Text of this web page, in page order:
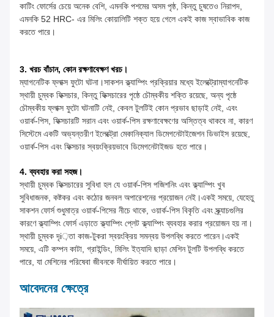
কাটিং ফোর্সের চেয়ে অনেক বেশি, এমনকি পশমের অসম পৃষ্ঠ, কিন্তু চুষতেও নিরাপদ,
এমনকি 52 HRC- এর মিলিং কোয়ালিটি শক্ত হয়ে গেলে একই কাজ স্বাভাবিক কাজ
করতে পারে।
3. খরচ বাঁচান, কোন রক্ষণাবেক্ষণ খরচ।
ম্যাগনেটিক ফ্লাক্স ফুটো ঘটনা।সাকশন ক্ল্যাম্পিং প্রক্রিয়ার মধ্যে ইলেক্ট্রোম্যাগনেটিক
স্থায়ী চুম্বক ফিক্সচার, কিন্তু ফিক্সচারের পৃষ্ঠে চৌম্বকীয় শক্তি রয়েছে, অন্য পৃষ্ঠে
চৌম্বকীয় ফ্লাক্স ফুটো ঘটনাটি নেই, কেবল টুলটিই কোন প্রভাব ছাড়াই নেই, এবং
ওয়ার্ক-পিস, ফিক্সচারটি সরান এবং ওয়ার্ক-পিস রক্ষণাবেক্ষণের অস্তিত্ব থাকবে না, কারণ
সিস্টেমে একটি অভ্যন্তরীণ ইলেক্ট্রো মেকানিক্যাল ডিমেগনেটাইজেশন ডিভাইস রয়েছে,
ওয়ার্ক-পিস এবং ফিক্সচার স্বয়ংক্রিয়ভাবে ডিমেগনেটাইজড হতে পারে।
4. ব্যবহার করা সহজ।
স্থায়ী চুম্বক ফিক্সচারের সুবিধা হল যে ওয়ার্ক-পিস পজিশনিং এবং ক্ল্যাম্পিং খুব
সুবিধাজনক, কষ্টকর এবং কঠোর জনবল অপারেশনের প্রয়োজন নেই।একই সময়ে, যেহেতু
সাকশন ফোর্স শুধুমাত্র ওয়ার্ক-পিসের নীচে থাকে, ওয়ার্ক-পিস বিকৃতি এবং স্ক্র্যাচগুলির
কারণে ক্ল্যাম্পিং ফোর্স এড়াতে ক্ল্যাম্পিং প্লেট ক্ল্যাম্পিং ব্যবহার করার প্রয়োজন হয় না।
স্থায়ী চুম্বক দৃi়তা কাজ-টুকরা স্বয়ংক্রিয় সমন্বয় উপলব্ধি করতে পারেন।একই
সময়ে, এটি কম্পন কাটা, গ্রাইন্ডিং, মিলিং ইত্যাদি ছাড়া মেশিন টুলটি উপলব্ধি করতে
পারে, যা মেশিনের পরিষেবা জীবনকে দীর্ঘায়িত করতে পারে।
আবেদনের ক্ষেত্রে